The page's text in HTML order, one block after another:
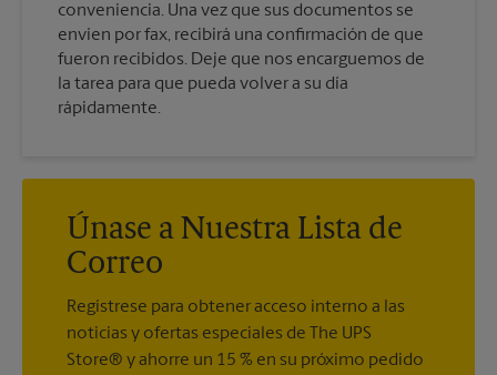
conveniencia. Una vez que sus documentos se
envíen por fax, recibirá una confirmación de que
fueron recibidos. Deje que nos encarguemos de
la tarea para que pueda volver a su día
rápidamente.
Únase a Nuestra Lista de
Correo
Regístrese para obtener acceso interno a las
noticias y ofertas especiales de The UPS
Store® y ahorre un 15 % en su próximo pedido